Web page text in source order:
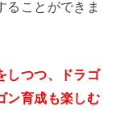
ることができま
しつつ、ドラゴ
ン育成も楽しむ